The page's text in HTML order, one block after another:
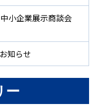
小企業展示商談会
知らせ
ー